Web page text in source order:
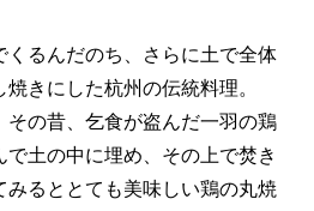
くるんだのち、さらに土で全体
きにした杭州の伝統料理。
その昔、乞食が盗んだ一羽の鶏
で土の中に埋め、その上で焚き
みるととても美味しい鶏の丸焼